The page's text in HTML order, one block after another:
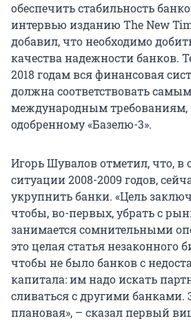
обеспечить стабильность
интервью изданию The New
добавил, что необходимо
качества надежности банков.
2018 годам вся финансовая
должна соответствовать
международным требованиям,
одобренному «Базелю-3».
Игорь Шувалов отметил, что, в
ситуации 2008-2009 годов,
укрупнить банки. «Цель
чтобы, во-первых, убрать с
занимается сомнительными
это целая статья незаконного
чтобы не было банков с
капитала: им надо искать
сливаться с другими банками.
плановая», – сказал первый